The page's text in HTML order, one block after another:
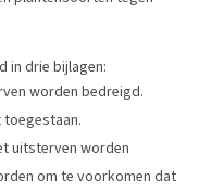
in drie bijlagen:
worden bedreigd.
uitsterven worden
om te voorkomen dat